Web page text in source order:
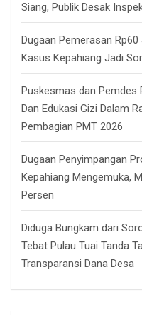
Siang, Publik Desak
Dugaan Pemerasan
Kasus Kepahiang Jadi
Puskesmas dan Pemdes
Dan Edukasi Gizi Dalam
Pembagian PMT 2026
Dugaan Penyimpangan
Kepahiang Mengemuka,
Persen
Diduga Bungkam dari
Tebat Pulau Tuai Tanda
Transparansi Dana Desa